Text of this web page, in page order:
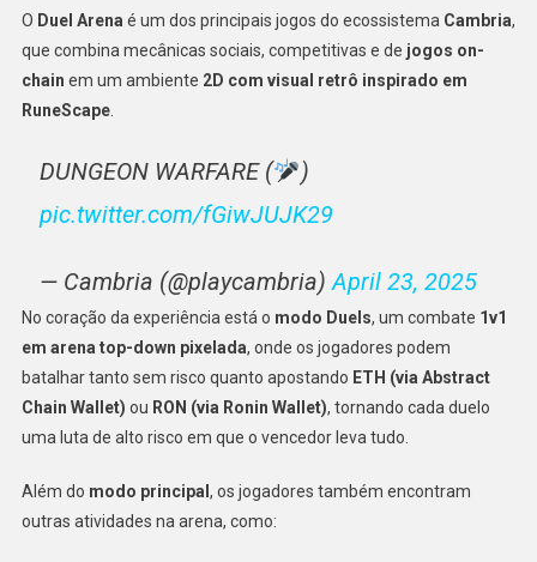
O Duel Arena é um dos principais jogos do ecossistema Cambria,
que combina mecânicas sociais, competitivas e de jogos on-
chain em um ambiente 2D com visual retrô inspirado em
RuneScape.
DUNGEON WARFARE (
)
pic.twitter.com/fGiwJUJK29
— Cambria (@playcambria) April 23, 2025
No coração da experiência está o modo Duels, um combate 1v1
em arena top-down pixelada, onde os jogadores podem
batalhar tanto sem risco quanto apostando ETH (via Abstract
Chain Wallet) ou RON (via Ronin Wallet), tornando cada duelo
uma luta de alto risco em que o vencedor leva tudo.
Além do modo principal, os jogadores também encontram
outras atividades na arena, como: